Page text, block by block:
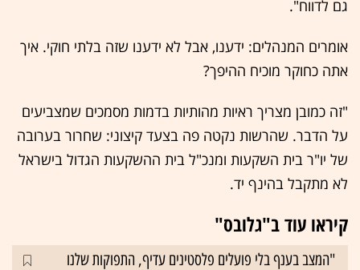
גם לדווח".
אומרים המנהלים: ידענו, אבל לא ידענו שזה בלתי חוקי. איך
אתה כחוקר מוכיח ההיפך?
"זה כמובן מצריך ראיות מהותיות בדמות מסמכים שמצביעים
על הדבר. שהרשות נקטה פה בצעד קיצוני: שחרור בערובה
של יו"ר בית השקעות ומנכ"ל בית ההשקעות הגדול בישראל
לא מתקבל בהינף יד.
קיראו עוד ב"גלובס"
"המצב בענף בלי פועלים פלסטינים עדיף, התפוקות שלנו